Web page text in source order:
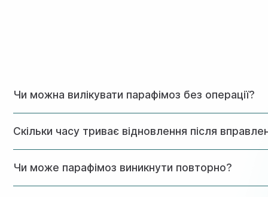
Чи можна вилікувати парафімоз без операції?
може знадобитися хірургічне втручання.
Скільки часу триває відновлення після
загоєння.
Чи може парафімоз виникнути повторно?